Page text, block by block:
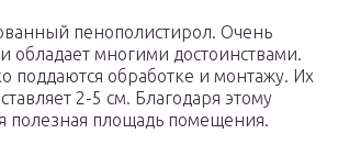
пенополистирол. Очень
обладает многими достоинствами.
поддаются обработке и монтажу. Их
2-5 см. Благодаря этому
полезная площадь помещения.